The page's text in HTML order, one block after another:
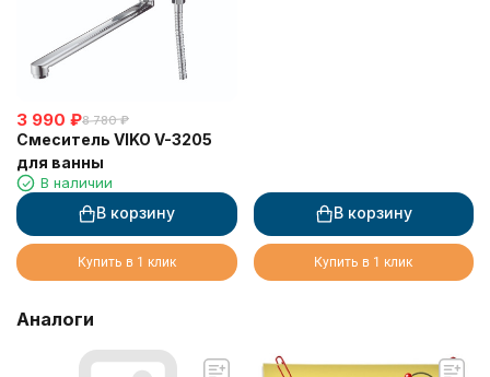
3 990 ₽8 780 ₽
Смеситель VIKO V-3205
для ванны
В наличии
В корзину
Купить в 1 клик
В корзину
Купить в 1 клик
Аналоги